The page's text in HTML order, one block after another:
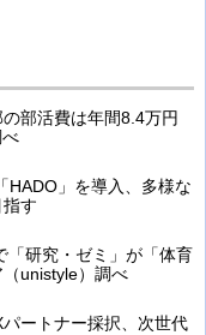
部活費は年間8.4万円
HADO」を導入、多様な
す
研究・ゼミ」が「体育
unistyle）調べ
ートナー採択、次世代